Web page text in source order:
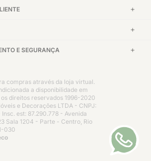
E SEGURANÇA
compras através da loja virtual.
a disponibilidade em
os direitos reservados 1996-2020
e Decorações LTDA - CNPJ:
est: 87.290.778 - Avenida
Sala 1204 - Parte - Centro, Rio
030